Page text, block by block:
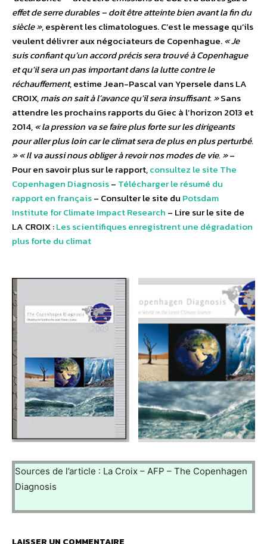
effet de serre durables – doit être atteinte bien avant la fin du
siècle », espèrent les climatologues. C’est le message qu’ils
veulent délivrer aux négociateurs de Copenhague.« Je
suis confiant qu’un accord précis sera trouvé à Copenhague
et qu’il sera un pas important dans la lutte contre le
réchauffement, estime Jean-Pascal van Ypersele dans LA
CROIX,mais on sait à l’avance qu’il sera insuffisant. »Sans
attendre les prochains rapports du Giec à l’horizon 2013 et
2014,« la pression va se faire plus forte sur les dirigeants
pour aller plus loin car le climat sera de plus en plus perturbé.
»« Il va aussi nous obliger à revoir nos modes de vie. »–
Pour en savoir plus sur le rapport,consultez le site The
Copenhagen Diagnosis– Télécharger le résumé du
rapport en français– Consulter le site du Potsdam
Institute for Climate Impact Research – Lire sur le site de
LA CROIX :Les scientifiques enregistrent une dégradation
plus forte du climat
Sources de l’article : La Croix – AFP – The Copenhagen
Diagnosis